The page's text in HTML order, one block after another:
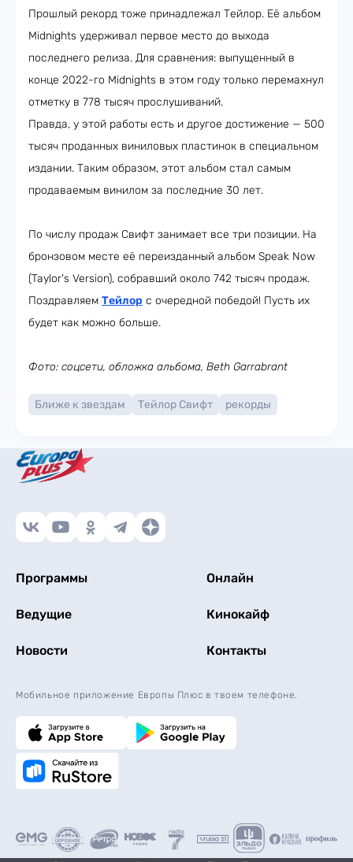
Прошлый рекорд тоже принадлежал Тейлор. Её альбом
Midnights удерживал первое место до выхода
последнего релиза. Для сравнения: выпущенный в
конце 2022-го Midnights в этом году только перемахнул
отметку в 778 тысяч прослушиваний.
Правда, у этой работы есть и другое достижение — 500
тысяч проданных виниловых пластинок в специальном
издании. Таким образом, этот альбом стал самым
продаваемым винилом за последние 30 лет.
По числу продаж Свифт занимает все три позиции. На
бронзовом месте её переизданный альбом Speak Now
(Taylor's Version), собравший около 742 тысяч продаж.
Поздравляем Тейлор с очередной победой! Пусть их
будет как можно больше.
Фото: соцсети, обложка альбома, Beth Garrabrant
Ближе к звездам Тейлор Свифт рекорды
Программы Онлайн
Ведущие Кинокайф
Новости Контакты
Мобильное приложение Европы Плюс в твоем телефоне.